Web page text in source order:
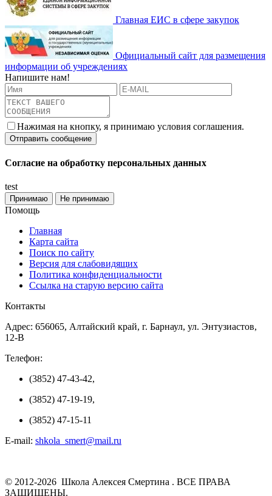
Главная ЕИС в сфере закупок
Официальный сайт для размещения
информации об учреждениях
Напишите нам!
Нажимая на кнопку, я принимаю условия соглашения.
Согласие на обработку персональных данных
test
Принимаю Не принимаю
Помощь
Главная
Карта сайта
Поиск по сайту
Версия для слабовидящих
Политика конфиденциальности
Ссылка на старую версию сайта
Контакты
Адрес: 656065, Алтайский край, г. Барнаул, ул. Энтузиастов,
12-В
Телефон:
(3852) 47-43-42,
(3852) 47-19-19,
(3852) 47-15-11
E-mail: shkola_smert@mail.ru
© 2012-2026 Школа Алексея Смертина . ВСЕ ПРАВА
ЗАЩИЩЕНЫ.